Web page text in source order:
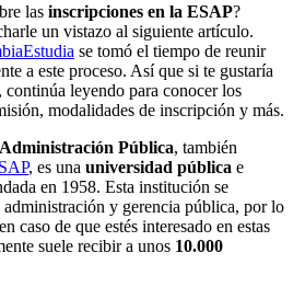
las inscripciones en la ESAP?
un vistazo al siguiente artículo.
se tomó el tiempo de reunir
a este proceso. Así que si te gustaría
continúa leyendo para conocer los
modalidades de inscripción y más.
Pública, también
, es una universidad pública e
en 1958. Esta institución se
administración y gerencia pública, por lo
caso de que estés interesado en estas
suele recibir a unos 10.000